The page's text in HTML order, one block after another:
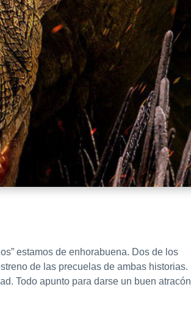
estamos de enhorabuena. Dos de los
de las precuelas de ambas historias.
Todo apunto para darse un buen atracón